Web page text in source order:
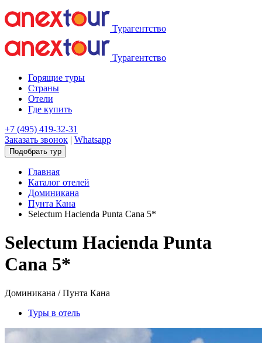
Турагентство
Турагентство
Горящие туры
Страны
Отели
Где купить
+7 (495) 419-32-31
Заказать звонок | Whatsapp
Подобрать тур
Главная
Каталог отелей
Доминикана
Пунта Кана
Selectum Hacienda Punta Cana 5*
Selectum Hacienda Punta
Cana 5*
Доминикана / Пунта Кана
Туры в отель